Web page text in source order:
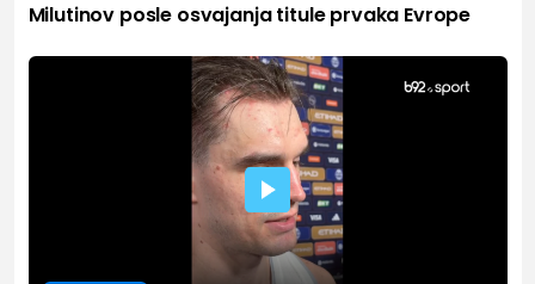
Milutinov posle osvajanja titule prvaka Evrope